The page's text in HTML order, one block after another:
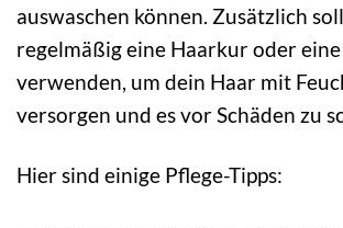
auswaschen können. Zusätzlich
regelmäßig eine Haarkur oder
verwenden, um dein Haar mit
versorgen und es vor Schäden zu
Hier sind einige Pflege-Tipps: